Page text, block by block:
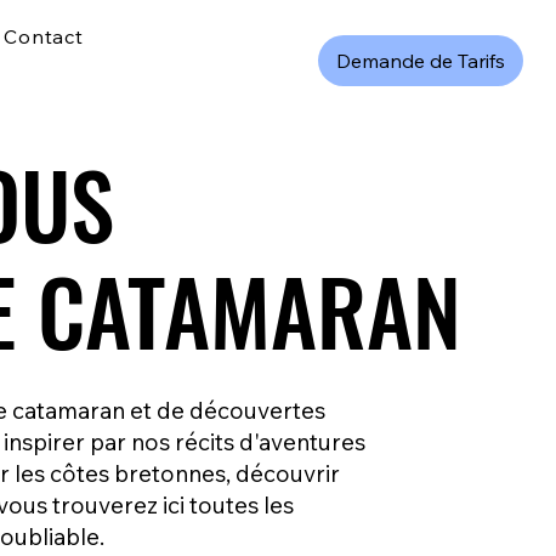
Contact
Demande de Tarifs
CATAMARAN
CATAMARAN
catamaran et de découvertes
par nos récits d'aventures
les côtes bretonnes, découvrir
trouverez ici toutes les